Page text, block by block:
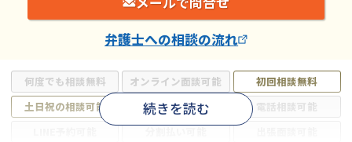
何度でも相談無料 オンライン面談可能
初回相談無料
土日祝の相談可能
19時以降電話可能
電話相談可能
続きを読む
弁護士への相談の流れ